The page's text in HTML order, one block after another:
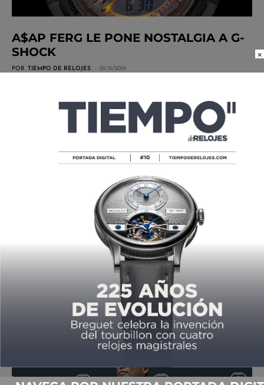
A$AP FERG LE PONE NOSTALGIA A G-
SHOCK
POR TIEMPO DE RELOJES 01/31/2019
G-SHOCK CONQUISTA LA SELVA MAYA
09/26/2018
×